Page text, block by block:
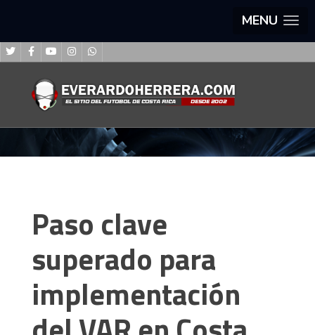
MENU
Paso clave
superado para
implementación